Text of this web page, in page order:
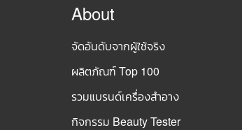
About
จัดอันดับจากผู้ใช้จริง
ผลิตภัณฑ์ Top 100
รวมแบรนด์เครื่องสำอาง
กิจกรรม Beauty Tester